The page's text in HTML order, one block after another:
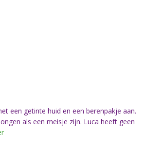
een getinte huid en een berenpakje aan.
als een meisje zijn. Luca heeft geen